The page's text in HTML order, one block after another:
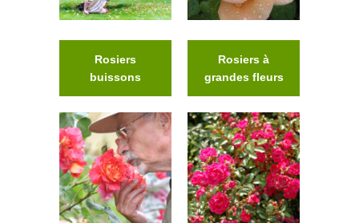
Rosiers
buissons
Rosiers à
grandes fleurs